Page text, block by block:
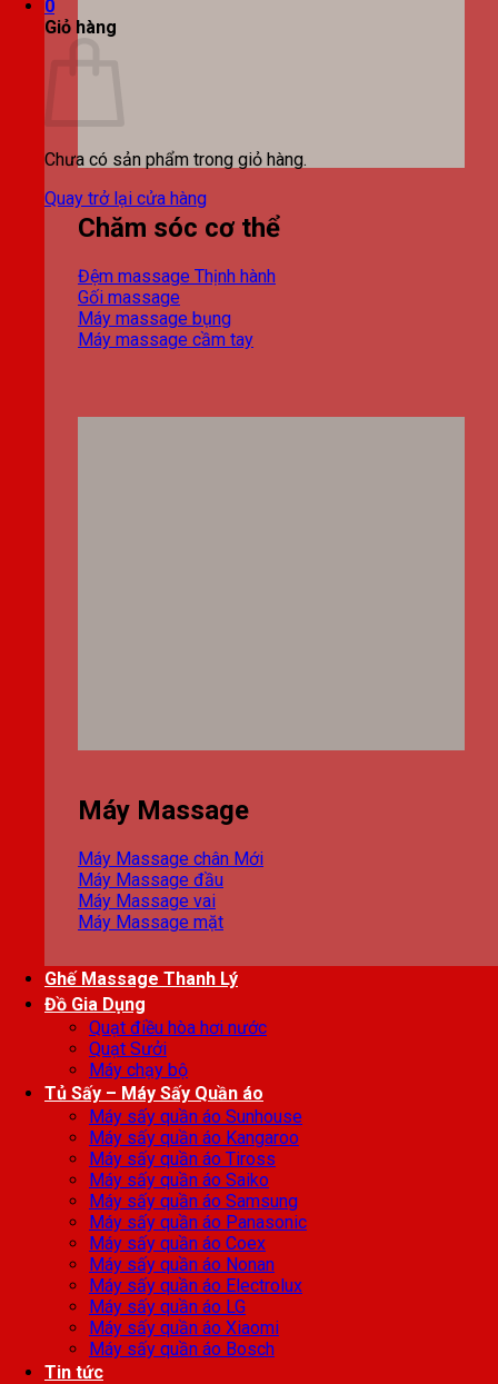
0
Giỏ hàng
Chưa có sản phẩm trong giỏ hàng.
Quay trở lại cửa hàng
Chăm sóc cơ thể
Đệm massage
Gối massage
Máy massage bụng
Máy massage cầm tay
Máy Massage
Máy Massage chân
Máy Massage đầu
Máy Massage vai
Máy Massage mặt
Ghế Massage Thanh Lý
Đồ Gia Dụng
Quạt điều hòa hơi nước
Quạt Sưởi
Máy chạy bộ
Tủ Sấy – Máy Sấy Quần áo
Máy sấy quần áo Sunhouse
Máy sấy quần áo Kangaroo
Máy sấy quần áo Tiross
Máy sấy quần áo Saiko
Máy sấy quần áo Samsung
Máy sấy quần áo Panasonic
Máy sấy quần áo Coex
Máy sấy quần áo Nonan
Máy sấy quần áo Electrolux
Máy sấy quần áo LG
Máy sấy quần áo Xiaomi
Máy sấy quần áo Bosch
Tin tức